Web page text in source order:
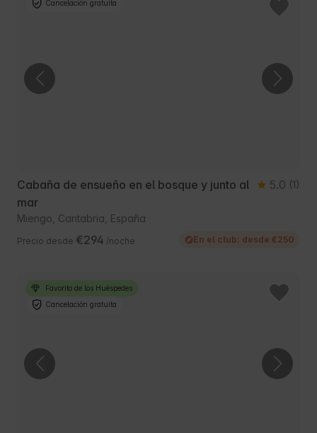
Cancelación gratuita
Cabaña de ensueño en el bosque y junto al
mar
5.0 (1)
Miengo, Cantabria, España
Precio desde €294 /noche En el club: desde €250
Favorito de los Huéspedes
Cancelación gratuita